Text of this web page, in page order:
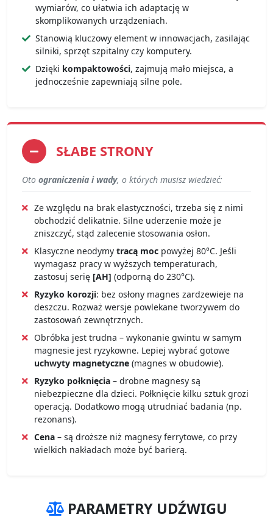
wymiarów, co ułatwia ich adaptację w
skomplikowanych urządzeniach.
Stanowią kluczowy element w innowacjach, zasilając
silniki, sprzęt szpitalny czy komputery.
Dzięki kompaktowości, zajmują mało miejsca, a
jednocześnie zapewniają silne pole.
SŁABE STRONY
Oto ograniczenia i wady, o których musisz wiedzieć:
Ze względu na brak elastyczności, trzeba się z nimi
obchodzić delikatnie. Silne uderzenie może je
zniszczyć, stąd zalecenie stosowania osłon.
Klasyczne neodymy tracą moc powyżej 80°C. Jeśli
wymagasz pracy w wyższych temperaturach,
zastosuj serię [AH] (odporną do 230°C).
Ryzyko korozji: bez osłony magnes zardzewieje na
deszczu. Rozważ wersje powlekane tworzywem do
zastosowań zewnętrznych.
Obróbka jest trudna – wykonanie gwintu w samym
magnesie jest ryzykowne. Lepiej wybrać gotowe
uchwyty magnetyczne (magnes w obudowie).
Ryzyko połknięcia – drobne magnesy są
niebezpieczne dla dzieci. Połknięcie kilku sztuk grozi
operacją. Dodatkowo mogą utrudniać badania (np.
rezonans).
Cena – są droższe niż magnesy ferrytowe, co przy
wielkich nakładach może być barierą.
PARAMETRY UDŹWIGU